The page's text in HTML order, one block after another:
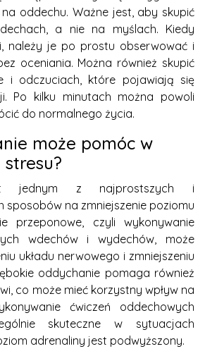
oddechu. Ważne jest, aby skupić
a nie na myślach. Kiedy
należy je po prostu obserwować i
oceniania. Można również skupić
i odczuciach, które pojawiają się
Po kilku minutach można powoli
do normalnego życia.
może pomóc w
jednym z najprostszych i
sposobów na zmniejszenie poziomu
przeponowe, czyli wykonywanie
wdechów i wydechów, może
układu nerwowego i zmniejszeniu
oddychanie pomaga również
co może mieć korzystny wpływ na
ćwiczeń oddechowych
skuteczne w sytuacjach
adrenaliny jest podwyższony.